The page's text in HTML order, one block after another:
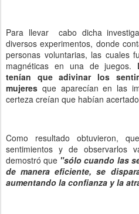
Para llevar cabo dicha
diversos experimentos, donde
personas voluntarias, las cuales
magnéticas en una de juegos.
tenían que adivinar los
mujeres que aparecían en las
certeza creían que habían
Como resultado obtuvieron,
sentimientos y de observarlos
demostró que "sólo cuando las
de manera eficiente, se
aumentando la confianza y la